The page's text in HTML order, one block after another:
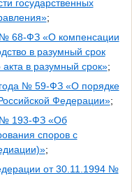
государственных
;
68-ФЗ «О компенсации
в разумный срок
в разумный срок»;
№ 59-ФЗ «О порядке
Федерации»;
№ 193-ФЗ «Об
споров с
;
от 30.11.1994 №